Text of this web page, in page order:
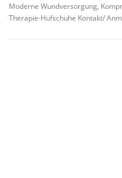
Moderne Wundversorgung,
Therapie-Hufschuhe Kontakt/